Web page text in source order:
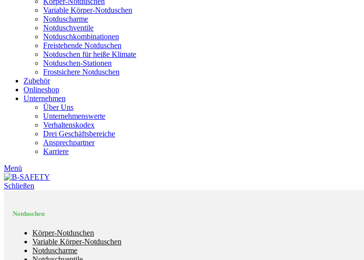
Variable Körper-Notduschen
Notduscharme
Notduschventile
Notduschkombinationen
Freistehende Notduschen
Notduschen für heiße Klimate
Notduschen-Stationen
Frostsichere Notduschen
Zubehör
Onlineshop
Unternehmen
Über Uns
Unternehmenswerte
Verhaltenskodex
Drei Geschäftsbereiche
Ansprechpartner
Karriere
Menü
Schließen
Notduschen
Körper-Notduschen
Variable Körper-Notduschen
Notduscharme